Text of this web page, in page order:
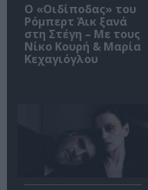
O «Οιδίποδας» του
Ρόμπερτ Άικ ξανά
στη Στέγη – Με τους
Νίκο Κουρή & Μαρία
Κεχαγιόγλου